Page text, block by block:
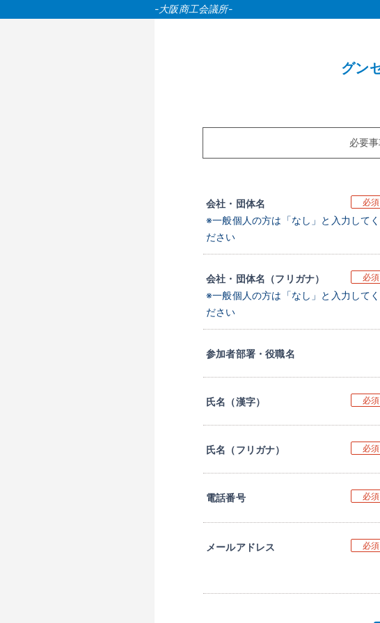
-大阪商工会議所-
グン
必要
会社・団体名 必須
※一般個人の方は「なし」と入力してく
ださい
会社・団体名（フリガナ） 必須
※一般個人の方は「なし」と入力してく
ださい
参加者部署・役職名
氏名（漢字） 必須
氏名（フリガナ） 必須
電話番号 必須
メールアドレス 必須